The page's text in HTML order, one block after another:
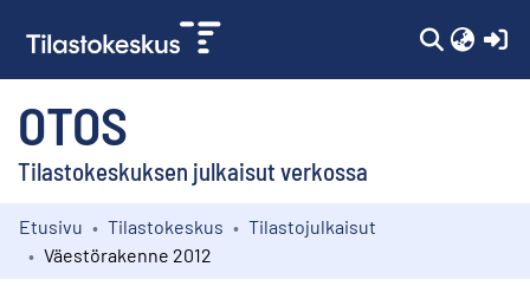
OTOS
Tilastokeskuksen julkaisut verkossa
Kokoelmat
Etusivu Tilastokeskus
Tilastojulkaisut
Väestörakenne 2012